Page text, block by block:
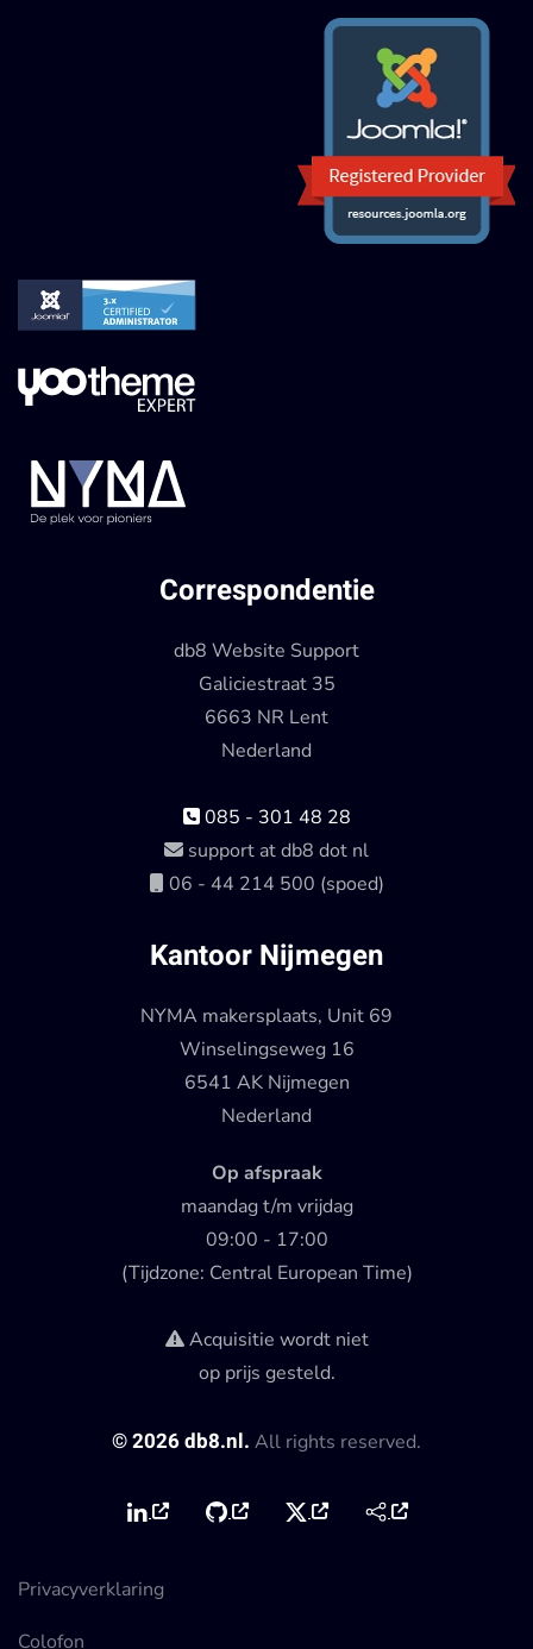
Correspondentie
db8 Website Support
Galiciestraat 35
6663 NR Lent
Nederland
085 - 301 48 28
support at db8 dot nl
06 - 44 214 500 (spoed)
Kantoor Nijmegen
NYMA makersplaats, Unit 69
Winselingseweg 16
6541 AK Nijmegen
Nederland
Op afspraak
maandag t/m vrijdag
09:00 - 17:00
(Tijdzone: Central European Time)
Acquisitie wordt niet
op prijs gesteld.
©2026db8.nl. All rights reserved.
Privacyverklaring
Colofon